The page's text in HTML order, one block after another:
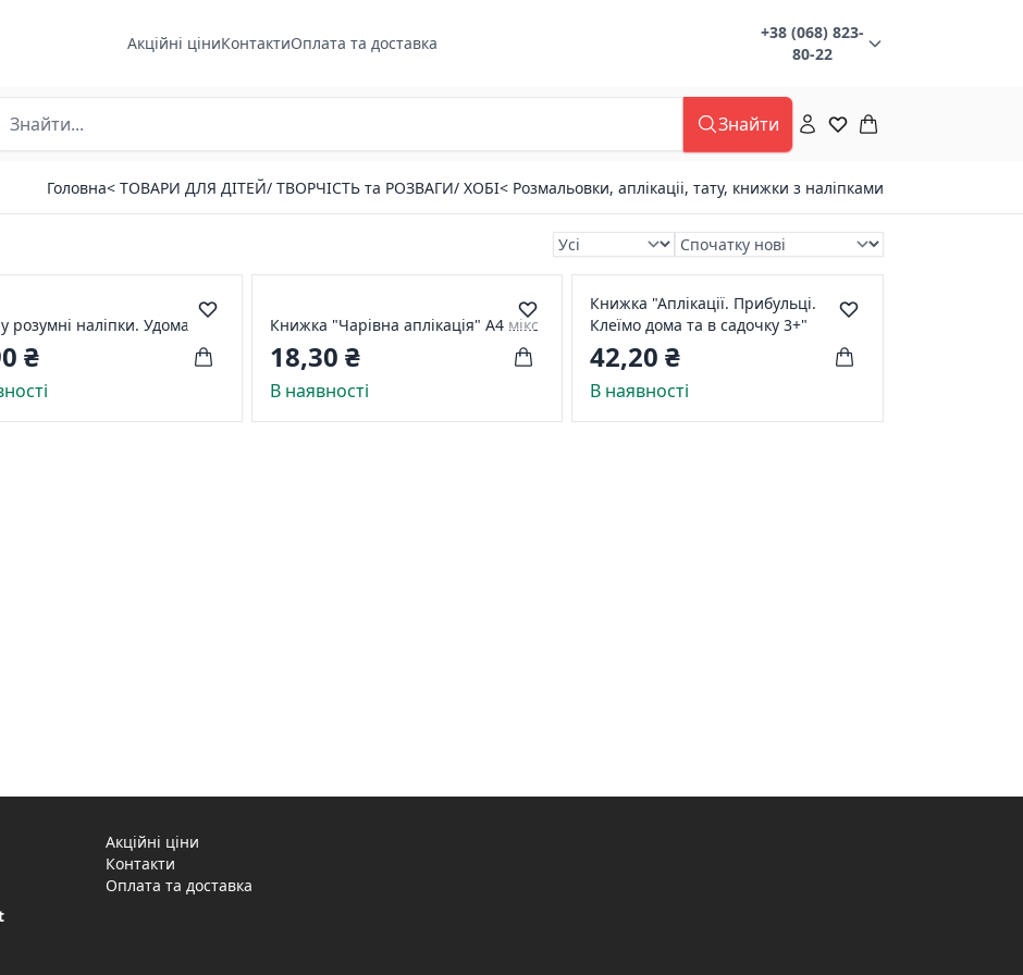
Акційні ціниКонтактиОплата та доставка
+38 (068) 823-
80-22
Знайти
Головна< ТОВАРИ ДЛЯ ДІТЕЙ/ ТВОРЧІСТЬ та РОЗВАГИ/ ХОБІ< Розмальовки, аплікаціі, тату, книжки з наліпками
розумні наліпки. Удома
₴
Книжка "Чарівна аплікація" А4 мікс
18,30 ₴
В наявності
Книжка "Аплікації. Прибульці.
Клеїмо дома та в садочку 3+"
42,20 ₴
В наявності
Акційні ціни
Контакти
Оплата та доставка